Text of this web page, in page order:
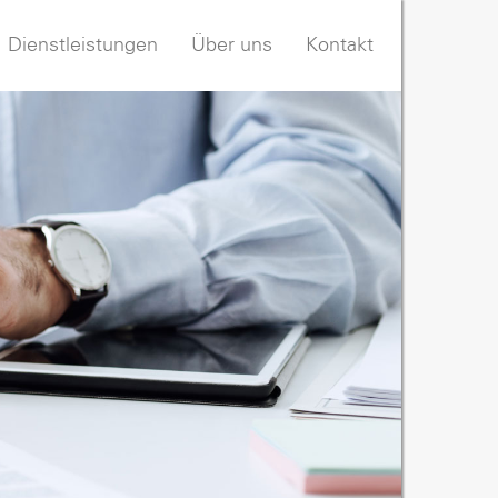
Dienstleistungen Über uns Kontakt